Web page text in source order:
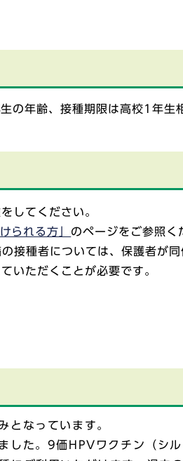
の年齢、接種期限は高校1年生
してください。
られる方」 のページをご参照く
接種者については、保護者が
いただくことが必要です。
なっています。
た。9価HPVワクチン（シ